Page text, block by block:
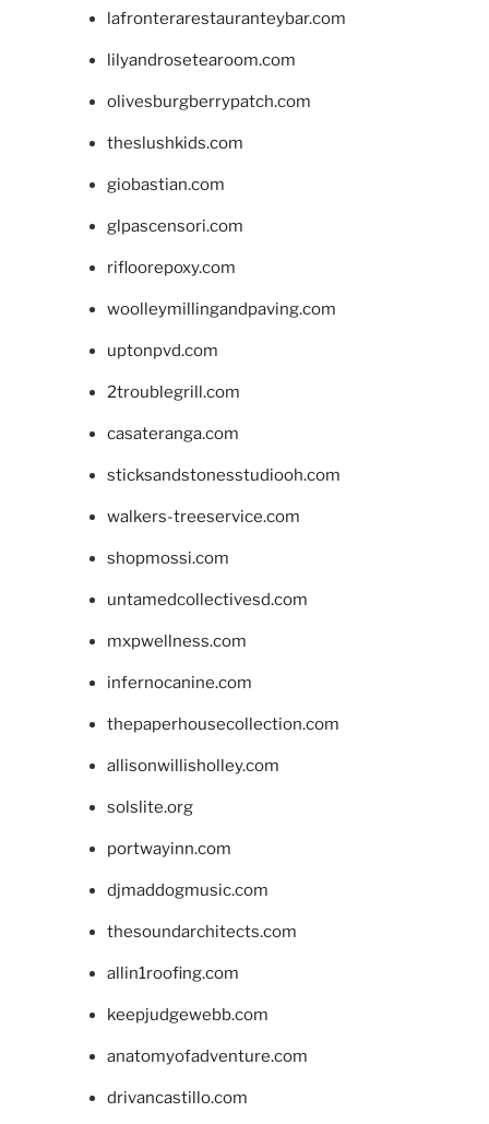
lafronterarestauranteybar.com
lilyandrosetearoom.com
olivesburgberrypatch.com
theslushkids.com
giobastian.com
glpascensori.com
rifloorepoxy.com
woolleymillingandpaving.com
uptonpvd.com
2troublegrill.com
casateranga.com
sticksandstonesstudiooh.com
walkers-treeservice.com
shopmossi.com
untamedcollectivesd.com
mxpwellness.com
infernocanine.com
thepaperhousecollection.com
allisonwillisholley.com
solslite.org
portwayinn.com
djmaddogmusic.com
thesoundarchitects.com
allin1roofing.com
keepjudgewebb.com
anatomyofadventure.com
drivancastillo.com